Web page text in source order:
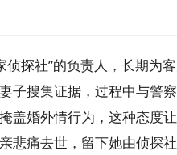
侦探社”的负责人，长期为
子搜集证据，过程中与警察
盖婚外情行为，这种态度
悲痛去世，留下她由侦探